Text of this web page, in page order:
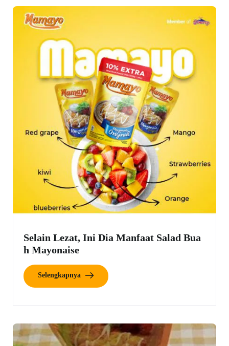
Selain Lezat, Ini Dia Manfaat Salad Bua
h Mayonaise
Selengkapnya